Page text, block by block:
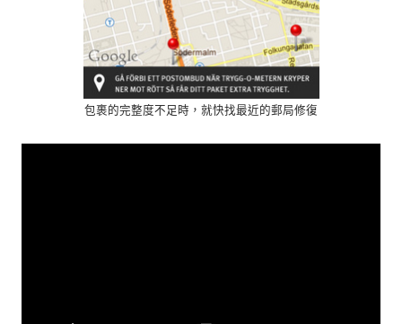
包裹的完整度不足時，就快找最近的郵局修復